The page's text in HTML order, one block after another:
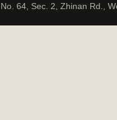
No. 64, Sec. 2, Zhinan Rd.,